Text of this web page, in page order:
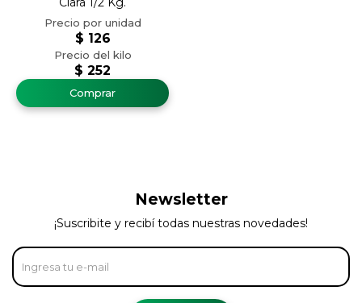
$ 252
$ 126
Newsletter
¡Suscribite y recibí todas nuestras novedades!